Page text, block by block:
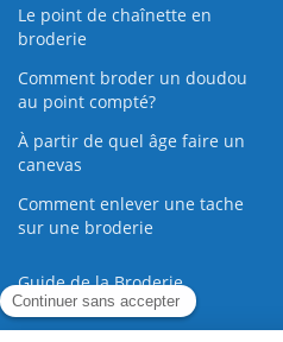
Le point de chaînette en
broderie
Comment broder un doudou
au point compté?
À partir de quel âge faire un
canevas
Comment enlever une tache
sur une broderie
Guide de la Broderie